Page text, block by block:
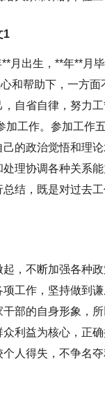
1
出生，**年**月毕
和帮助下，一方
自省自律，努力
工作。参加工作
的政治觉悟和理
理协调各种关系
结，既是对过去
不断加强各种政
工作，坚持做到
部的自身形象，
利益为核心，正
人得失，不争名